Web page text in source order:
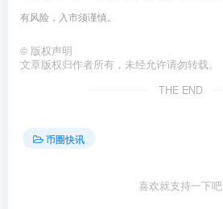
有风险，入市须谨慎。
© 版权声明
文章版权归作者所有，未经允许请勿转载。
THE END
币圈快讯
喜欢就支持一下吧